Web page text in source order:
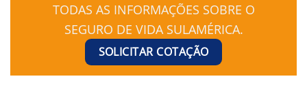
TODAS AS INFORMAÇÕES SOBRE O
SEGURO DE VIDA SULAMÉRICA.
SOLICITAR COTAÇÃO